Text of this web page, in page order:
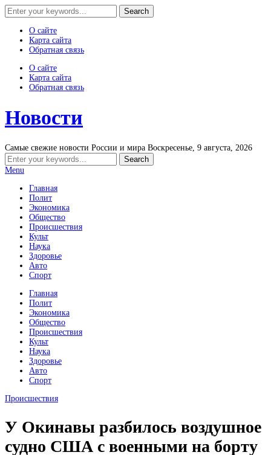
О сайте
Карта сайта
Обратная связь
О сайте
Карта сайта
Обратная связь
Новости
Самые свежие новости России и мира Воскресенье, 9 августа, 2026
Menu
Главная
Полит
Экономика
Общество
Происшествия
Культ
Наука
Здоровье
Авто
Спорт
Главная
Полит
Экономика
Общество
Происшествия
Культ
Наука
Здоровье
Авто
Спорт
Происшествия
У Окинавы разбилось воздушное
судно США с военными на борту